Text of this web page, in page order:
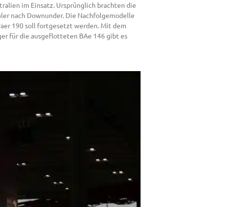
im Einsatz. Ursprünglich brachten die
nach Downunder. Die Nachfolgemodelle
190 soll fortgesetzt werden. Mit dem
für die ausgeflotteten BAe 146 gibt es